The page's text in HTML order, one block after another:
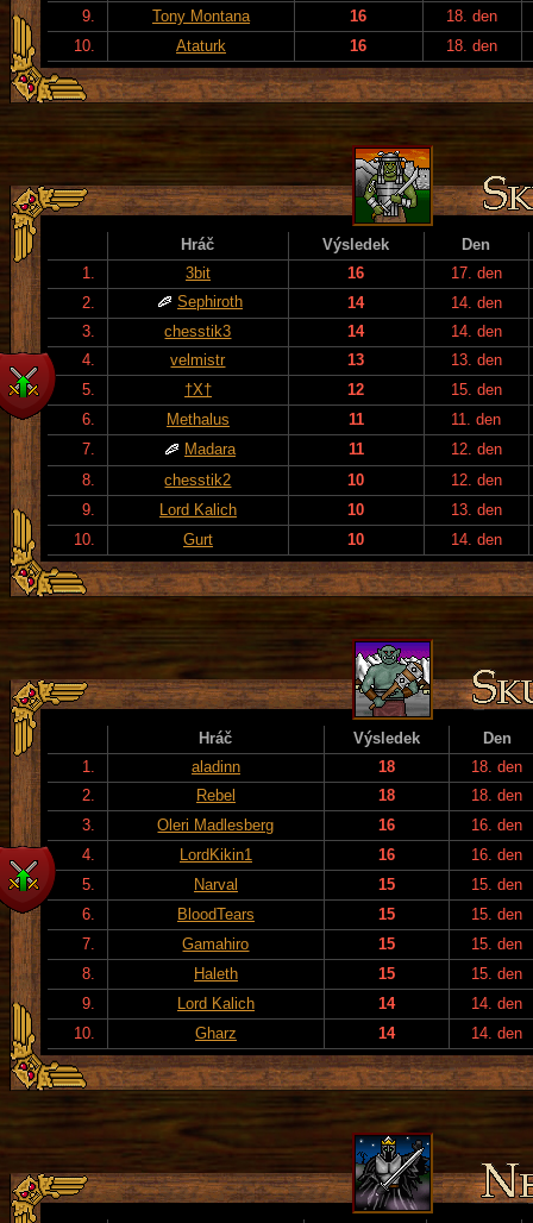
9.
Tony Montana 16
18. den
10.
Ataturk 16 18. den
Hráč Výsledek
Den
1.
3bit 16
17. den
2.
Sephiroth 14
14. den
3.
chesstik3 14
14. den
4.
velmistr 13
13. den
5.
†X† 12
15. den
6.
Methalus 11
11. den
7.
Madara 11
12. den
8.
chesstik2 10
12. den
9.
Lord Kalich 10
13. den
10.
Gurt 10 14. den
Hráč Výsledek
Den
1.
aladinn 18
18. den
2.
Rebel 18
18. den
3.
Oleri Madlesberg 16
16. den
4.
LordKikin1 16
16. den
5.
Narval 15
15. den
6.
BloodTears 15
15. den
7.
Gamahiro 15
15. den
8.
Haleth 15
15. den
9.
Lord Kalich 14
14. den
10.
Gharz 14 14. den